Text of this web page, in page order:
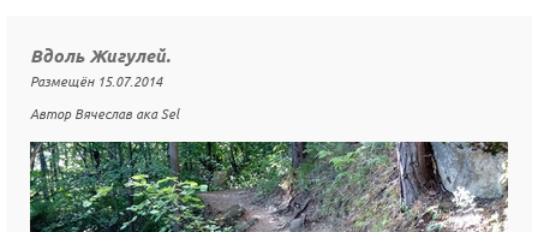
Вдоль Жигулей.
Размещён 15.07.2014
Автор Вячеслав ака Sel